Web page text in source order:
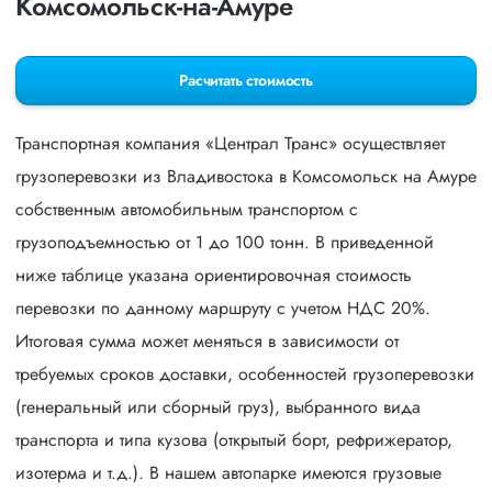
Расчитать стоимость
Транспортная компания «Централ Транс» осуществляет
грузоперевозки из Владивостока в Комсомольск на Амуре
собственным автомобильным транспортом с
грузоподъемностью от 1 до 100 тонн. В приведенной
ниже таблице указана ориентировочная стоимость
перевозки по данному маршруту с учетом НДС 20%.
Итоговая сумма может меняться в зависимости от
требуемых сроков доставки, особенностей грузоперевозки
(генеральный или сборный груз), выбранного вида
транспорта и типа кузова (открытый борт, рефрижератор,
изотерма и т.д.). В нашем автопарке имеются грузовые